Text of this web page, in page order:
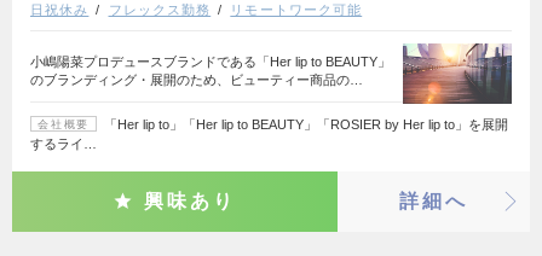
日祝休み
フレックス勤務 リモートワーク可能
小嶋陽菜プロデュースブランドである「Her lip to BEAUTY」
のブランディング・展開のため、ビューティー商品の…
会社概要
「Her lip to」「Her lip to BEAUTY」「ROSIER by Her lip to」を展開
するライ…
興味あり 詳細へ